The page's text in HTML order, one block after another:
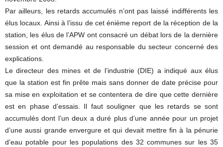
Par ailleurs, les retards accumulés n’ont pas laissé indifférents les
élus locaux. Ainsi à l’issu de cet énième report de la réception de la
station, les élus de l’APW ont consacré un débat lors de la dernière
session et ont demandé au responsable du secteur concerné des
explications.
Le directeur des mines et de l’industrie (DIE) a indiqué aux élus
que la station est fin prête mais sans donner de date précise pour
sa mise en exploitation et se contentera de dire que cette dernière
est en phase d’essais. Il faut souligner que les retards se sont
accumulés dont l’un deux a duré plus d’une année pour un projet
d’une aussi grande envergure et qui devait mettre fin à la pénurie
d’eau potable pour les populations des 32 communes sur les 35